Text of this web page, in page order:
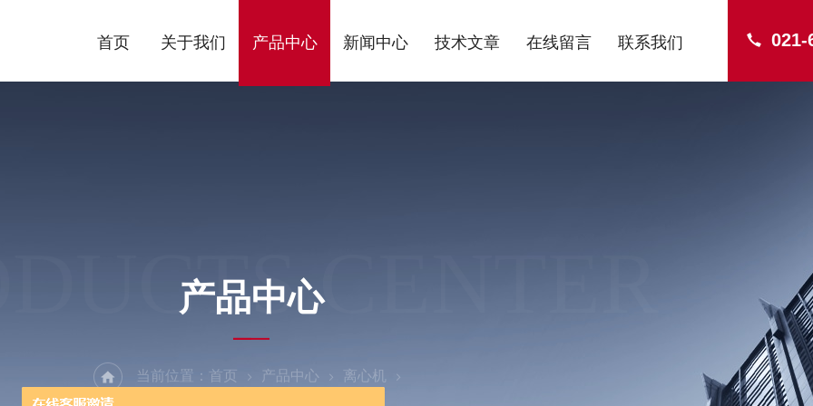
021-
首页 关于我们 产品中心 新闻中心 技术文章 在线留言 联系我们
CENTER
产品中心
当前位置： 首页 产品中心 离心机